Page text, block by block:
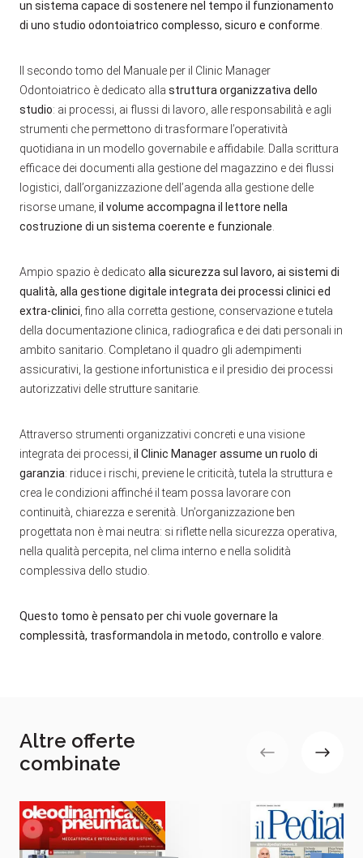
un sistema capace di sostenere nel tempo il funzionamento
di uno studio odontoiatrico complesso, sicuro e conforme
Il secondo tomo del Manuale per il Clinic Manager
Odontoiatrico è dedicato alla struttura organizzativa dello
studio: ai processi, ai flussi di lavoro, alle responsabilità e agli
strumenti che permettono di trasformare l’operatività
quotidiana in un modello governabile e affidabile. Dalla scrittura
efficace dei documenti alla gestione del magazzino e dei flussi
logistici, dall’organizzazione dell’agenda alla gestione delle
risorse umane, il volume accompagna il lettore nella
costruzione di un sistema coerente e funzionale
Ampio spazio è dedicato alla sicurezza sul lavoro, ai sistemi di
qualità, alla gestione digitale integrata dei processi clinici ed
extra-clinici , fino alla corretta gestione, conservazione e tutela
della documentazione clinica, radiografica e dei dati personali in
ambito sanitario. Completano il quadro gli adempimenti
assicurativi, la gestione infortunistica e il presidio dei processi
autorizzativi delle strutture sanitarie.
Attraverso strumenti organizzativi concreti e una visione
integrata dei processi, il Clinic Manager assume un ruolo di
garanzia: riduce i rischi, previene le criticità, tutela la struttura e
crea le condizioni affinché il team possa lavorare con
continuità, chiarezza e serenità. Un’organizzazione ben
progettata non è mai neutra: si riflette nella sicurezza operativa,
nella qualità percepita, nel clima interno e nella solidità
complessiva dello studio.
Questo tomo è pensato per chi vuole governare la
complessità, trasformandola in metodo, controllo e valore
Altre offerte
combinate